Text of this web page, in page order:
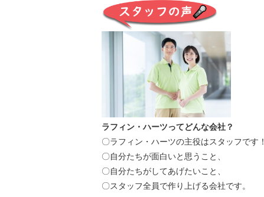
ラフィン・ハーツってどんな会社？
〇ラフィン・ハーツの主役はスタッフです！
〇自分たちが面白いと思うこと、
〇自分たちがしてあげたいこと、
〇スタッフ全員で作り上げる会社です。